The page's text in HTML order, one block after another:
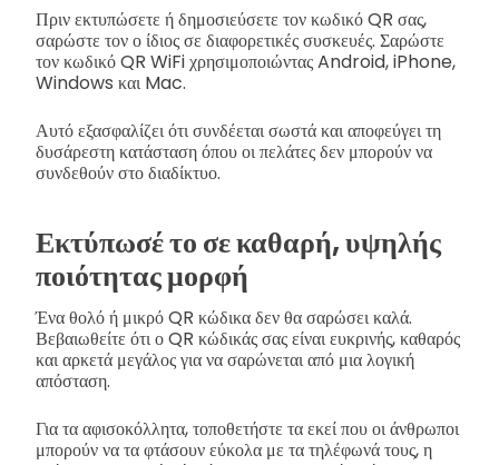
Πριν εκτυπώσετε ή δημοσιεύσετε τον κωδικό QR σας,
σαρώστε τον ο ίδιος σε διαφορετικές συσκευές. Σαρώστε
τον κωδικό QR WiFi χρησιμοποιώντας Android, iPhone,
Windows και Mac.
Αυτό εξασφαλίζει ότι συνδέεται σωστά και αποφεύγει τη
δυσάρεστη κατάσταση όπου οι πελάτες δεν μπορούν να
συνδεθούν στο διαδίκτυο.
Εκτύπωσέ το σε καθαρή, υψηλής
ποιότητας μορφή
Ένα θολό ή μικρό QR κώδικα δεν θα σαρώσει καλά.
Βεβαιωθείτε ότι ο QR κώδικάς σας είναι ευκρινής, καθαρός
και αρκετά μεγάλος για να σαρώνεται από μια λογική
απόσταση.
Για τα αφισοκόλλητα, τοποθετήστε τα εκεί που οι άνθρωποι
μπορούν να τα φτάσουν εύκολα με τα τηλέφωνά τους, η